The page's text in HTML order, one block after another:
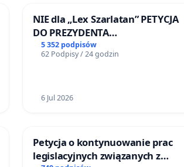
NIE dla „Lex Szarlatan” PETYCJA
DO PREZYDENTA
RZECZYPOSPOLITEJ POLSKIEJ
5 352 podpisów
62 Podpisy / 24 godzin
6 Jul 2026
Petycja o kontynuowanie prac
legislacyjnych związanych z